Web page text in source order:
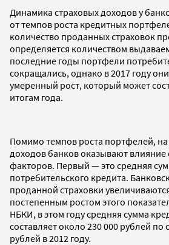
Динамика страховых доходов у
от темпов роста кредитных
количество проданных страховок
определяется количеством
последние годы портфели
сокращались, однако в 2017 году
умеренный рост, который может
итогам года.
Помимо темпов роста портфелей,
доходов банков оказывают влияние
факторов. Первый — это средняя
потребительского кредита.
проданной страховки
постепенным ростом этого
НБКИ, в этом году средняя сумма
составляет около 230 000 рублей по
рублей в 2012 году.